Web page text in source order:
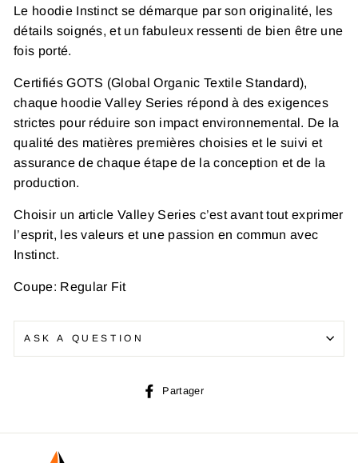
Le hoodie Instinct se démarque par son originalité, les
détails soignés, et un fabuleux ressenti de bien être une
fois porté.
Certifiés GOTS (Global Organic Textile Standard),
chaque hoodie Valley Series répond à des exigences
strictes pour réduire son impact environnemental. De la
qualité des matières premières choisies et le suivi et
assurance de chaque étape de la conception et de la
production.
Choisir un article Valley Series c’est avant tout exprimer
l’esprit, les valeurs et une passion en commun avec
Instinct.
Coupe: Regular Fit
ASK A QUESTION
Partager
Facebook